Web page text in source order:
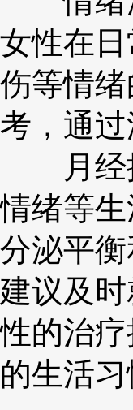
女性在
伤等情
考，通
月经推
情绪等
分泌平
建议及
性的治
的生活